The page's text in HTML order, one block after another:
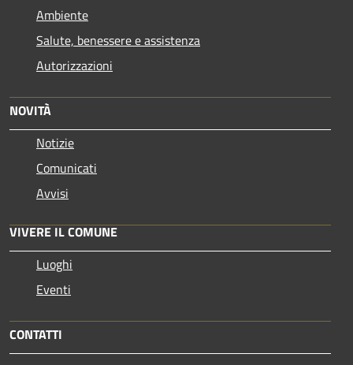
Ambiente
Salute, benessere e assistenza
Autorizzazioni
NOVITÀ
Notizie
Comunicati
Avvisi
VIVERE IL COMUNE
Luoghi
Eventi
CONTATTI